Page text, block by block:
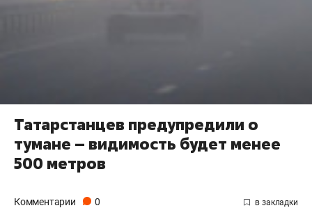
​Татарстанцев предупредили о
тумане – видимость будет менее
500 метров
Комментарии 0